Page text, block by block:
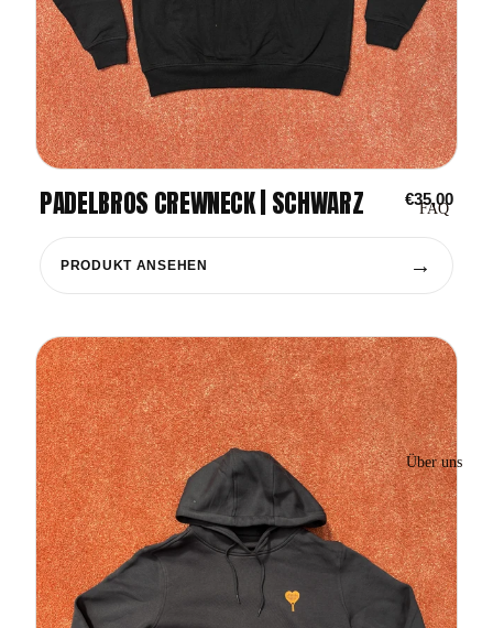
FAQ
Über uns
PADELBROS CREWNECK | SCHWARZ €35,00
PRODUKT ANSEHEN →